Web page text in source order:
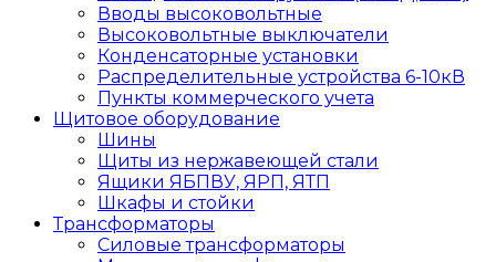
Вводы высоковольтные
Высоковольтные выключатели
Конденсаторные установки
Распределительные устройства 6-10кВ
Пункты коммерческого учета
Щитовое оборудование
Шины
Щиты из нержавеющей стали
Ящики ЯБПВУ, ЯРП, ЯТП
Шкафы и стойки
Трансформаторы
Силовые трансформаторы